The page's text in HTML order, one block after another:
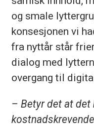
og smale
konsesjonen vi
fra nyttår står
dialog med
overgang til
– Betyr det at det